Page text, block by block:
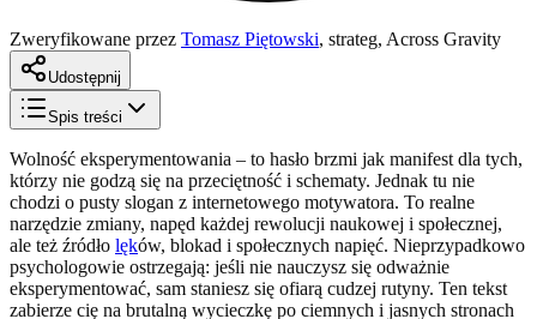
Zweryfikowane przez Tomasz Piętowski, strateg, Across Gravity
Udostępnij
Spis treści
Wolność eksperymentowania – to hasło brzmi jak manifest dla tych,
którzy nie godzą się na przeciętność i schematy. Jednak tu nie
chodzi o pusty slogan z internetowego motywatora. To realne
narzędzie zmiany, napęd każdej rewolucji naukowej i społecznej,
ale też źródło lęków, blokad i społecznych napięć. Nieprzypadkowo
psychologowie ostrzegają: jeśli nie nauczysz się odważnie
eksperymentować, sam staniesz się ofiarą cudzej rutyny. Ten tekst
zabierze cię na brutalną wycieczkę po ciemnych i jasnych stronach